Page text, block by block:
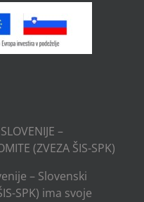
–
(ZVEZA ŠIS-SPK)
– Slovenski
SPK) ima svoje